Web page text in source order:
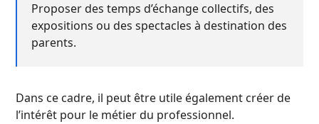
Proposer des temps d’échange collectifs, des
expositions ou des spectacles à destination des
parents.
Dans ce cadre, il peut être utile également créer de
l’intérêt pour le métier du professionnel.